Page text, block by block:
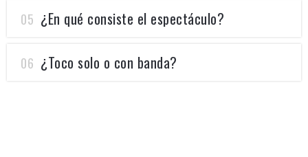
05 ¿En qué consiste el espectáculo?
06 ¿Toco solo o con banda?